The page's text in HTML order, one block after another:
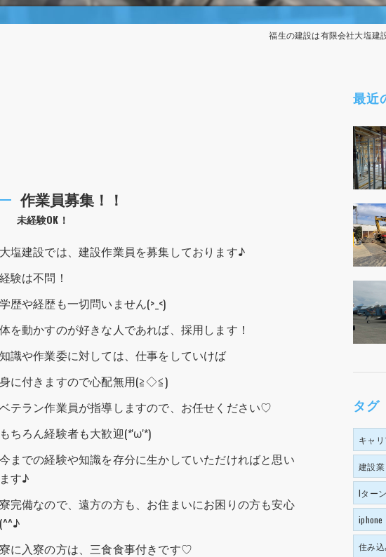
福生の建設は有限会社大塩建
作業員募集！！
未経験OK！
大塩建設では、建設作業員を募集しております♪
経験は不問！
学歴や経歴も一切問いません(>_<)
体を動かすのが好きな人であれば、採用します！
知識や作業委に対しては、仕事をしていけば
身に付きますので心配無用(≧◇≦)
ベテラン作業員が指導しますので、お任せください♡
もちろん経験者も大歓迎(*'ω'*)
今までの経験や知識を存分に生かしていただければと思い
ます♪
寮完備なので、遠方の方も、お住まいにお困りの方も安心
(^^♪
寮に入寮の方は、三食食事付きです♡
最近
タグ
キャ
建設業
Iターン
iphone
住み込